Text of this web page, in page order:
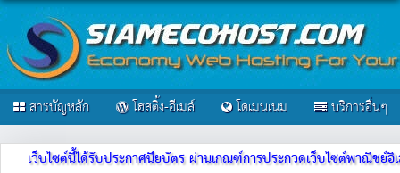
สารบัญหลัก โฮสติ้ง-อีเมล์ โดเมนเนม บริการอื่นๆ
เว็บไซต์นี้ได้รับประกาศนียบัตร ผ่านเกณฑ์การประกวดเว็บไซต์พาณิช